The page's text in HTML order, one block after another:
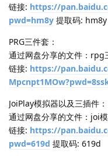
链接: https://
pwd=hm8y 提取码: hm8y
PRG三件套：
通过网盘分享的文件：rpg
链接: https://
JoiPlay模拟器以及三插件：
通过网盘分享的文件：joi
链接: https://
pwd=619d 提取码: 619d